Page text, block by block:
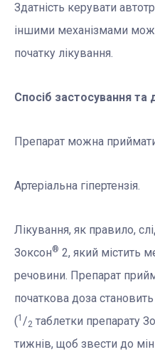
Здатність керувати
іншими механізмами
початку лікування.
Спосіб застосування та
Препарат можна приймати
Артеріальна гіпертензія.
Лікування, як правило,
Зоксон® 2, який містить
речовини. Препарат
початкова доза
(1 /2 таблетки препарату
тижнів, щоб звести до